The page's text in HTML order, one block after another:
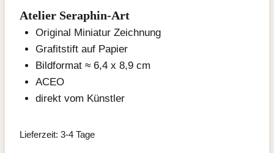
Atelier Seraphin-Art
Original Miniatur Zeichnung
Grafitstift auf Papier
Bildformat ≈ 6,4 x 8,9 cm
ACEO
direkt vom Künstler
Lieferzeit: 3-4 Tage